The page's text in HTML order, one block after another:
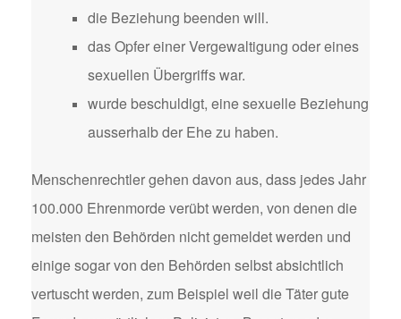
die Beziehung beenden will.
das Opfer einer Vergewaltigung oder eines
sexuellen Übergriffs war.
wurde beschuldigt, eine sexuelle Beziehung
ausserhalb der Ehe zu haben.
Menschenrechtler gehen davon aus, dass jedes Jahr
100.000 Ehrenmorde verübt werden, von denen die
meisten den Behörden nicht gemeldet werden und
einige sogar von den Behörden selbst absichtlich
vertuscht werden, zum Beispiel weil die Täter gute